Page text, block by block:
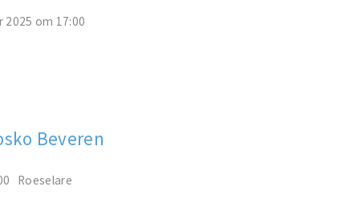
om 17:00
Beveren
Roeselare